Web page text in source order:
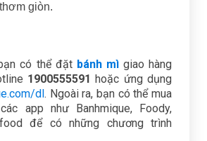
giòn.
có thể đặt bánh mìgiao hàng
1900555591 hoặc ứng dụng
dl . Ngoài ra, bạn có thể mua
app như Banhmique, Foody,
để có những chương trình